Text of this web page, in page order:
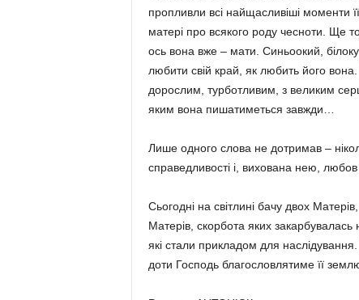
пропливли всі найщасливіші моменти
матері про всякого роду чесноти. Ще
ось вона вже – мати. Синьоокий,
любити свій край, як любить його
дорослим, турботливим, з великим
яким вона пишатиметься завжди…
Лише одного слова не дотримав –
справедливості і, вихована нею,
Сьогодні на світлині бачу двох
Матерів, скорбота яких
які стали прикладом для
доти Господь благословлятиме її